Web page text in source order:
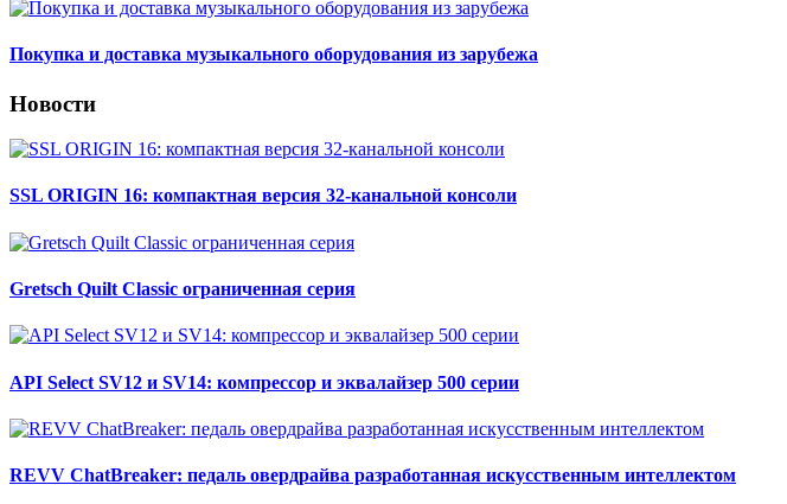
Покупка и доставка музыкального оборудования из зарубежа
Новости
SSL ORIGIN 16: компактная версия 32-канальной консоли
Gretsch Quilt Classic ограниченная серия
API Select SV12 и SV14: компрессор и эквалайзер 500 серии
REVV ChatBreaker: педаль овердрайва разработанная искусственным интеллектом